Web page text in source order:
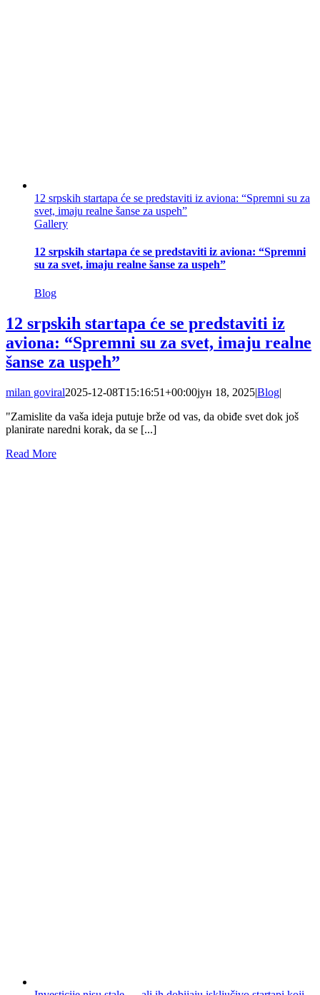
12 srpskih startapa će se predstaviti iz aviona: “Spremni su za
svet, imaju realne šanse za uspeh”
Gallery
12 srpskih startapa će se predstaviti iz aviona: “Spremni
su za svet, imaju realne šanse za uspeh”
Blog
12 srpskih startapa će se predstaviti iz
aviona: “Spremni su za svet, imaju realne
šanse za uspeh”
milan goviral2025-12-08T15:16:51+00:00јун 18, 2025|Blog|
"Zamislite da vaša ideja putuje brže od vas, da obiđe svet dok još
planirate naredni korak, da se [...]
Read More